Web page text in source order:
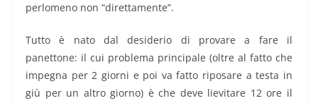
perlomeno non “direttamente”.
Tutto è nato dal desiderio di provare a fare il
panettone: il cui problema principale (oltre al fatto che
impegna per 2 giorni e poi va fatto riposare a testa in
giù per un altro giorno) è che deve lievitare 12 ore il